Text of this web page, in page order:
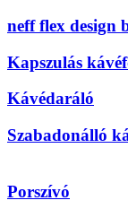
neff flex design
Kapszulás
Kávédaráló
Szabadonálló
Porszívó